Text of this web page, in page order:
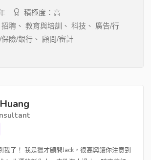
積極度：高
招聘、 教育與培訓、 科技、 廣告/行
險/銀行、 顧問/審計
我了！ 我是獵才顧問Jack，很高興讓你注意到